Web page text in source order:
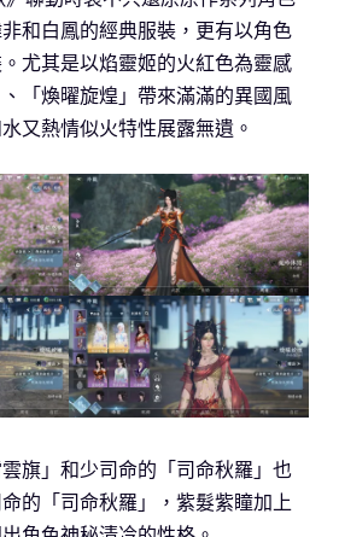
和白鳳的經典服裝，更有以角色
尤其是以焰靈姬的火紅色為靈感
「煥曜旋煌」帶來滿滿的異國風
又熱情似火特性展露無遺。
旗」和少司命的「司命秋羅」也
的「司命秋羅」，紫髮紫瞳加上